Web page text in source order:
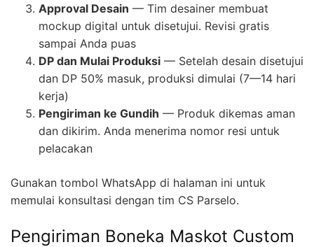
Approval Desain — Tim desainer membuat
mockup digital untuk disetujui. Revisi gratis
sampai Anda puas
DP dan Mulai Produksi — Setelah desain disetujui
dan DP 50% masuk, produksi dimulai (7—14 hari
kerja)
Pengiriman ke Gundih — Produk dikemas aman
dan dikirim. Anda menerima nomor resi untuk
pelacakan
Gunakan tombol WhatsApp di halaman ini untuk
memulai konsultasi dengan tim CS Parselo.
Pengiriman Boneka Maskot Custom